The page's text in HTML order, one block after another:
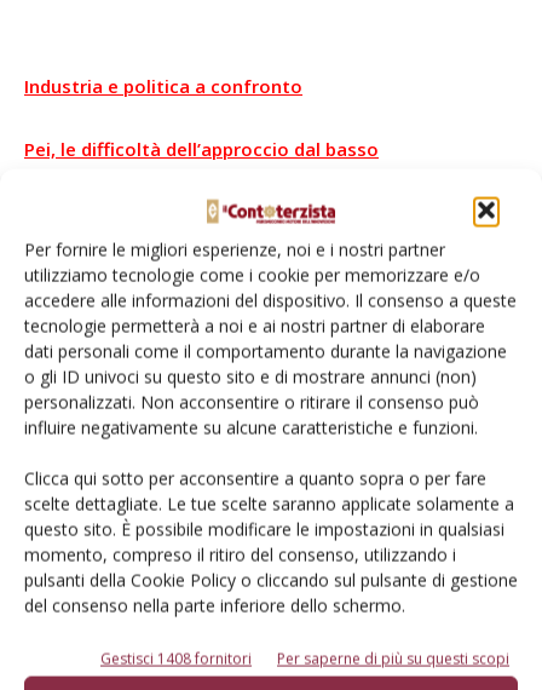
Per fornire le migliori esperienze, noi e i nostri partner
utilizziamo tecnologie come i cookie per memorizzare e/o
accedere alle informazioni del dispositivo. Il consenso a queste
tecnologie permetterà a noi e ai nostri partner di elaborare
dati personali come il comportamento durante la navigazione
o gli ID univoci su questo sito e di mostrare annunci (non)
personalizzati. Non acconsentire o ritirare il consenso può
influire negativamente su alcune caratteristiche e funzioni.
Clicca qui sotto per acconsentire a quanto sopra o per fare
scelte dettagliate. Le tue scelte saranno applicate solamente a
questo sito. È possibile modificare le impostazioni in qualsiasi
momento, compreso il ritiro del consenso, utilizzando i
pulsanti della Cookie Policy o cliccando sul pulsante di gestione
del consenso nella parte inferiore dello schermo.
Gestisci 1408 fornitori Per saperne di più su questi scopi
Industria e politica a confronto
Pei, le difficoltà dell’approccio dal basso
La fertirrigazione di precisione rispetta l’ambiente
Contoterzismo Contoterzisti
Eima International
Federunacoma
Investimenti Massimo Goldoni Psr
Articoli correlati
Macchine agricole, Etiopia e Italia